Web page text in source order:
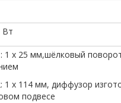
Вт
1 x 25 мм,шёлковый
1 х 114 мм, диффузор
подвесе